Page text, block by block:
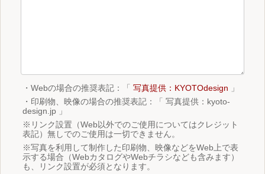
・Webの場合の推奨表記：「 写真提供：KYOTOdesign 」
・印刷物、映像の場合の推奨表記：「 写真提供：kyoto-
design.jp 」
※リンク設置（Web以外でのご使用についてはクレジット
表記）無しでのご使用は一切できません。
※写真を利用して制作した印刷物、映像などをWeb上で表
示する場合（WebカタログやWebチラシなども含みます）
も、リンク設置が必須となります。